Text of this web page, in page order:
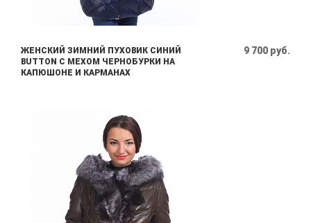
ЖЕНСКИЙ ЗИМНИЙ ПУХОВИК СИНИЙ
BUTTON С МЕХОМ ЧЕРНОБУРКИ НА
КАПЮШОНЕ И КАРМАНАХ
9 700 руб.